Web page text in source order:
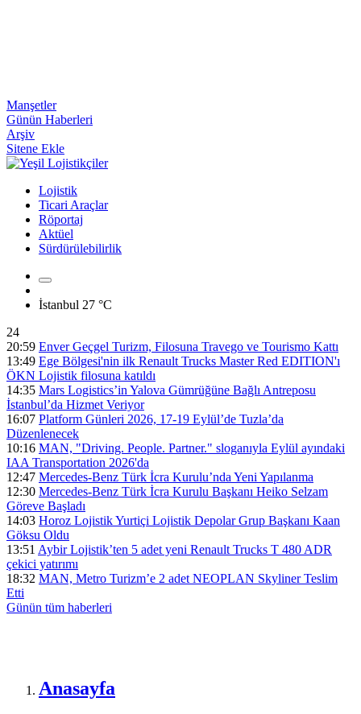
Manşetler
Günün Haberleri
Arşiv
Sitene Ekle
Lojistik
Ticari Araçlar
Röportaj
Aktüel
Sürdürülebilirlik
İstanbul 27 °C
24
20:59 Enver Geçgel Turizm, Filosuna Travego ve Tourismo Kattı
13:49 Ege Bölgesi'nin ilk Renault Trucks Master Red EDITION'ı
ÖKN Lojistik filosuna katıldı
14:35 Mars Logistics’in Yalova Gümrüğüne Bağlı Antreposu
İstanbul’da Hizmet Veriyor
16:07 Platform Günleri 2026, 17-19 Eylül’de Tuzla’da
Düzenlenecek
10:16 MAN, "Driving. People. Partner." sloganıyla Eylül ayındaki
IAA Transportation 2026'da
12:47 Mercedes-Benz Türk İcra Kurulu’nda Yeni Yapılanma
12:30 Mercedes-Benz Türk İcra Kurulu Başkanı Heiko Selzam
Göreve Başladı
14:03 Horoz Lojistik Yurtiçi Lojistik Depolar Grup Başkanı Kaan
Göksu Oldu
13:51 Aybir Lojistik’ten 5 adet yeni Renault Trucks T 480 ADR
çekici yatırımı
18:32 MAN, Metro Turizm’e 2 adet NEOPLAN Skyliner Teslim
Etti
Günün tüm haberleri
Anasayfa